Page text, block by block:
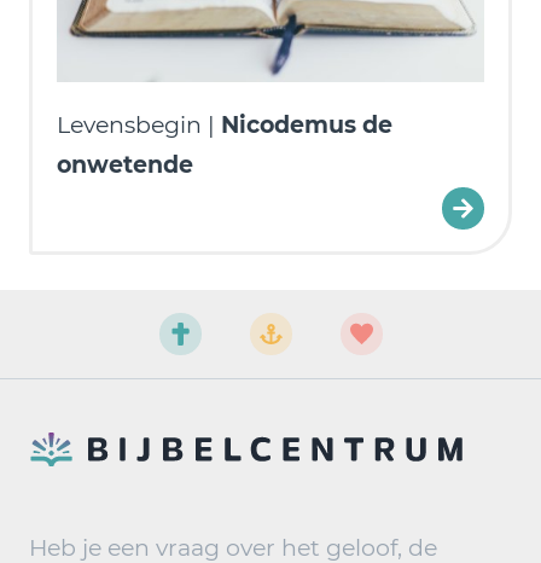
Levensbegin | Nicodemus de
onwetende
Heb je een vraag over het geloof, de